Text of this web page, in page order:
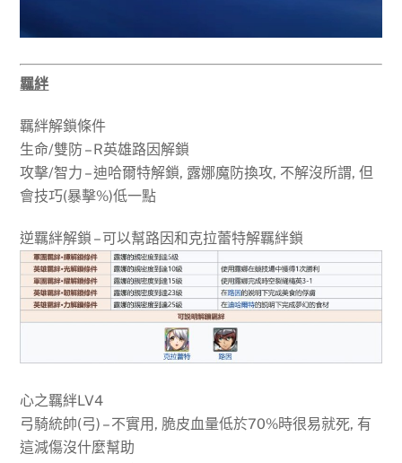
羈絆
羈絆解鎖條件
生命/雙防 – R英雄路因解鎖
攻擊/智力 – 迪哈爾特解鎖, 露娜魔防換攻, 不解沒所謂, 但
會技巧(暴擊%)低一點
逆羈絆解鎖 – 可以幫路因和克拉蕾特解羈絆鎖
心之羈絆LV4
弓騎統帥(弓) – 不實用, 脆皮血量低於70%時很易就死, 有
這減傷沒什麼幫助